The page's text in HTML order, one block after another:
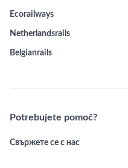
Ecorailways
Netherlandsrails
Belgianrails
Potrebujete pomoč?
Свържете се с нас